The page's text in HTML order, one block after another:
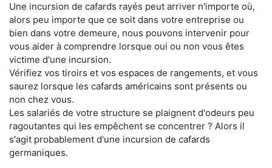
Une incursion de cafards rayés peut arriver n'importe où,
alors peu importe que ce soit dans votre entreprise ou
bien dans votre demeure, nous pouvons intervenir pour
vous aider à comprendre lorsque oui ou non vous êtes
victime d'une incursion.
Vérifiez vos tiroirs et vos espaces de rangements, et vous
saurez lorsque les cafards américains sont présents ou
non chez vous.
Les salariés de votre structure se plaignent d'odeurs peu
ragoutantes qui les empêchent se concentrer ? Alors il
s'agit probablement d'une incursion de cafards
germaniques.